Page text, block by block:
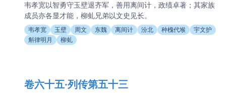
韦孝宽以智勇守玉壁退齐军，善用离间计，政绩卓著；其家族
成员亦各显才能，柳虬兄弟以文史见长。
韦孝宽 玉壁 周文 东魏 离间计 汾北 种槐代堠
宇文护
斛律明月
柳虬
卷六十五·列传第五十三